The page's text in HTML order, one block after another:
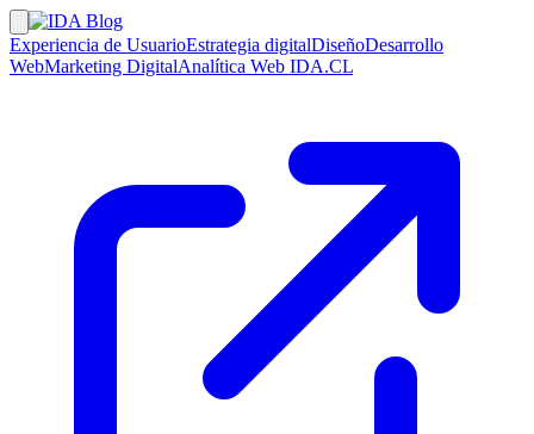
Experiencia de UsuarioEstrategia digitalDiseñoDesarrollo
WebMarketing DigitalAnalítica Web IDA.CL